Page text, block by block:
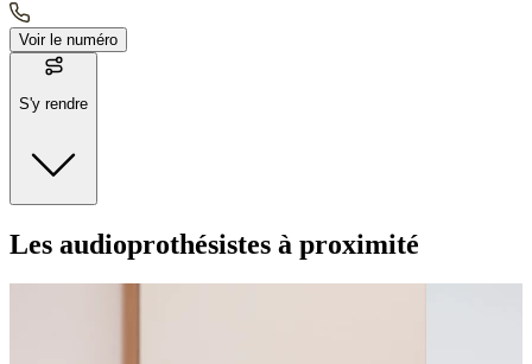
Voir le numéro
S'y rendre
Moyens de transport
Bus - Preuilly
Les audioprothésistes à proximité